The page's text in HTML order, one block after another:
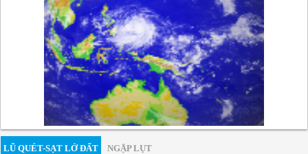
LŨ QUÉT-SẠT LỞ ĐẤT NGẬP LỤT